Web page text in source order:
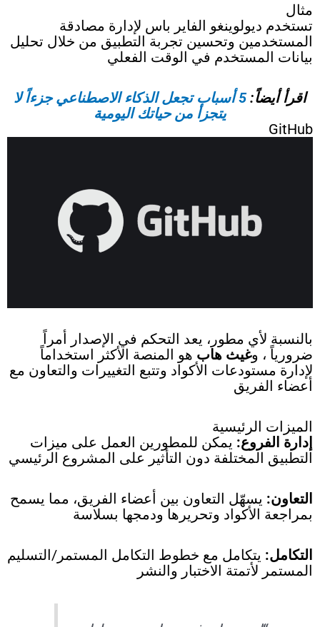
مثال
تستخدم ديولوينغو الفاير باس لإدارة مصادقة
المستخدمين وتحسين تجربة التطبيق من خلال تحليل
بيانات المستخدم في الوقت الفعلي
اقرأ أيضاً: 5 أسباب تجعل الذكاء الاصطناعي جزءاً لا
يتجزأ من حياتك اليومية
GitHub
بالنسبة لأي مطور، يعد التحكم في الإصدار أمراً
ضرورياً ، وغيث هاب هو المنصة الأكثر استخداماً
لإدارة مستودعات الأكواد وتتبع التغييرات والتعاون مع
أعضاء الفريق
الميزات الرئيسية
إدارة الفروع: يمكن للمطورين العمل على ميزات
التطبيق المختلفة دون التأثير على المشروع الرئيسي
التعاون: يسهّل التعاون بين أعضاء الفريق، مما يسمح
بمراجعة الأكواد وتحريرها ودمجها بسلاسة
التكامل: يتكامل مع خطوط التكامل المستمر/التسليم
المستمر لأتمتة الاختبار والنشر